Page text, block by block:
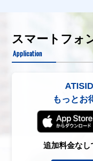
スマートフォ
Application
もっとお
追加料金なし